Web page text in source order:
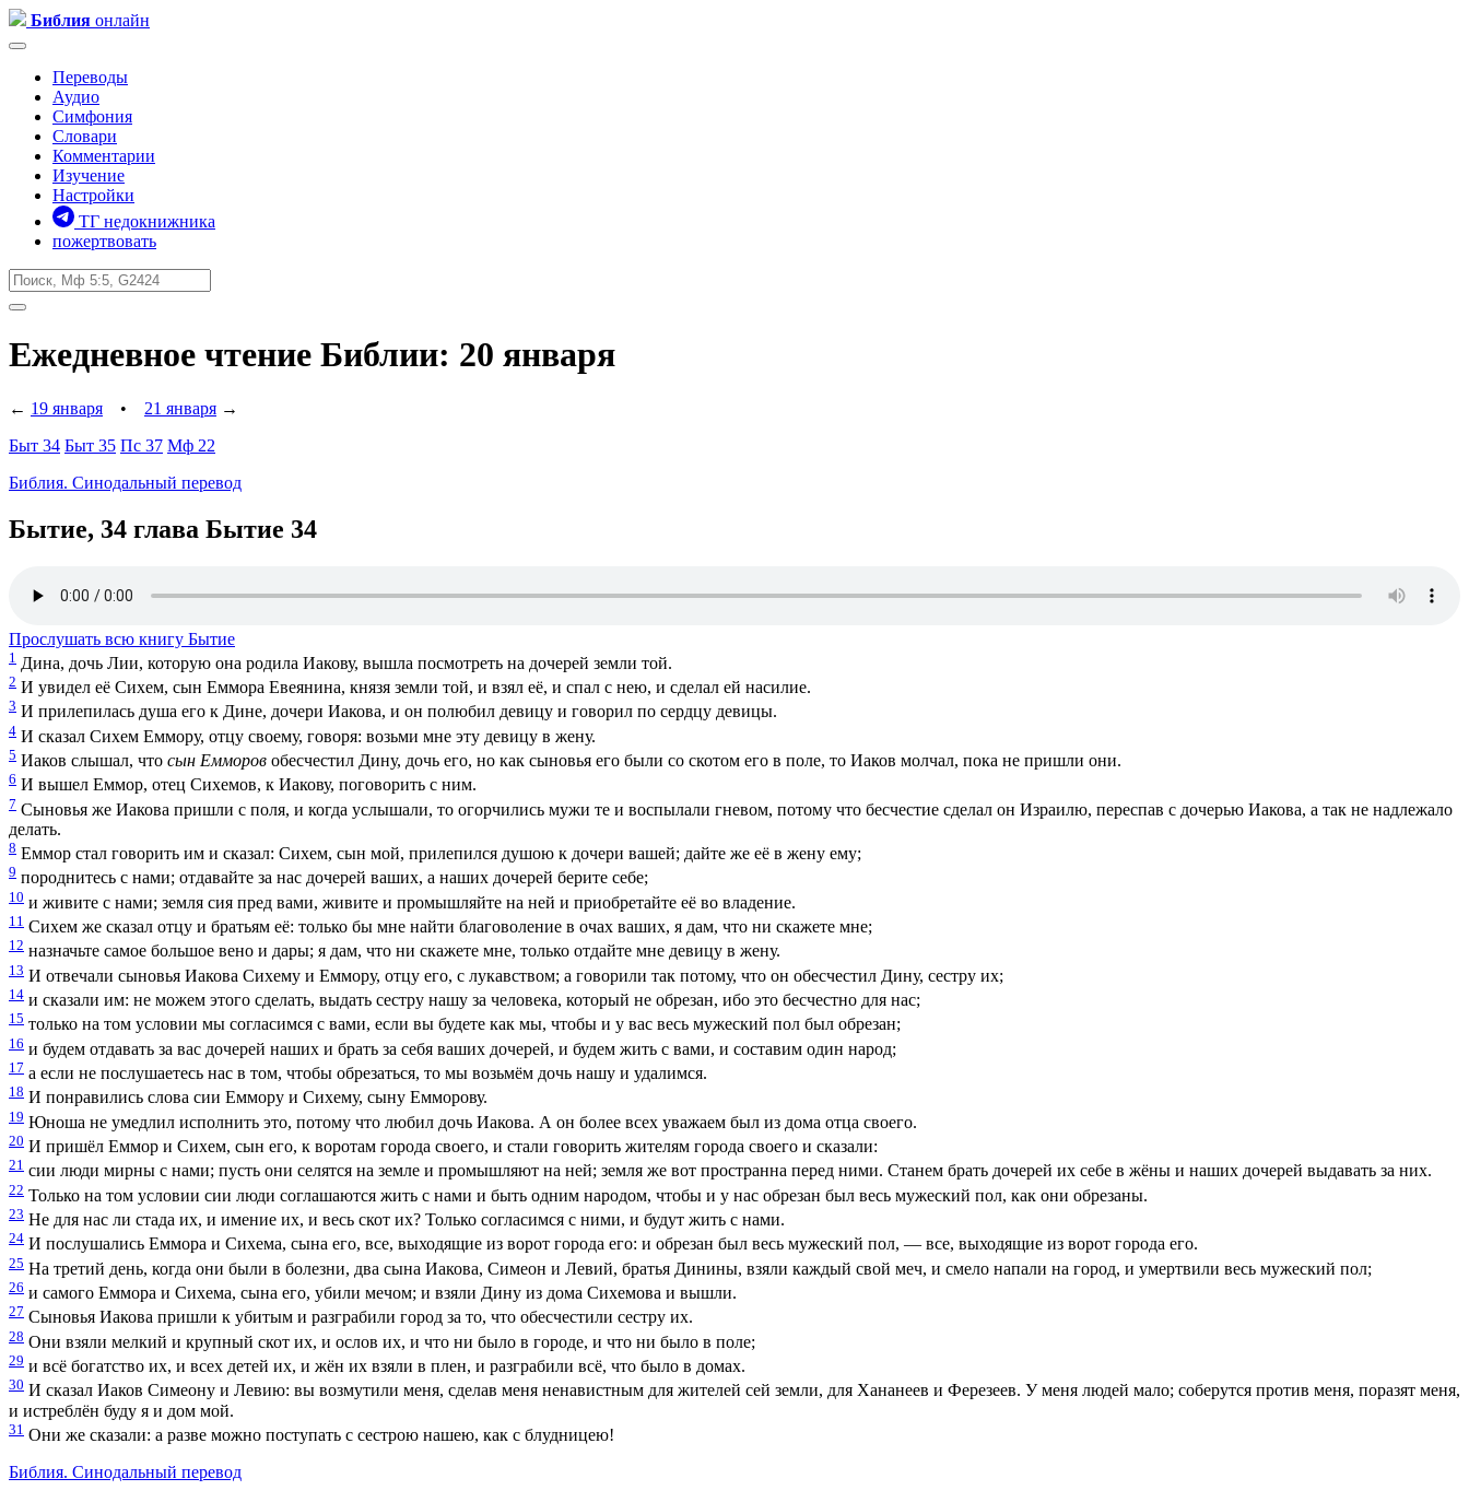
Библия онлайн
Переводы
Аудио
Симфония
Словари
Комментарии
Изучение
Настройки
ТГ недокнижника
пожертвовать
Ежедневное чтение Библии: 20 января
← 19 января • 21 января →
Быт 34 Быт 35 Пс 37 Мф 22
Библия. Синодальный перевод
Бытие, 34 глава Бытие 34
Прослушать всю книгу Бытие
1 Дина, дочь Лии, которую она родила Иакову, вышла посмотреть на дочерей земли той.
2 И увидел её Сихем, сын Еммора Евеянина, князя земли той, и взял её, и спал с нею, и сделал ей насилие.
3 И прилепилась душа его к Дине, дочери Иакова, и он полюбил девицу и говорил по сердцу девицы.
4 И сказал Сихем Еммору, отцу своему, говоря: возьми мне эту девицу в жену.
5 Иаков слышал, что сын Емморов обесчестил Дину, дочь его, но как сыновья его были со скотом его в поле, то Иаков молчал, пока не пришли они.
6 И вышел Еммор, отец Сихемов, к Иакову, поговорить с ним.
7 Сыновья же Иакова пришли с поля, и когда услышали, то огорчились мужи те и воспылали гневом, потому что бесчестие сделал он Израилю, переспав с дочерью Иакова, а так не надлежало
делать.
8 Еммор стал говорить им и сказал: Сихем, сын мой, прилепился душою к дочери вашей; дайте же её в жену ему;
9 породнитесь с нами; отдавайте за нас дочерей ваших, а наших дочерей берите себе;
10 и живите с нами; земля сия пред вами, живите и промышляйте на ней и приобретайте её во владение.
11 Сихем же сказал отцу и братьям её: только бы мне найти благоволение в очах ваших, я дам, что ни скажете мне;
12 назначьте самое большое вено и дары; я дам, что ни скажете мне, только отдайте мне девицу в жену.
13 И отвечали сыновья Иакова Сихему и Еммору, отцу его, с лукавством; а говорили так потому, что он обесчестил Дину, сестру их;
14 и сказали им: не можем этого сделать, выдать сестру нашу за человека, который не обрезан, ибо это бесчестно для нас;
15 только на том условии мы согласимся с вами, если вы будете как мы, чтобы и у вас весь мужеский пол был обрезан;
16 и будем отдавать за вас дочерей наших и брать за себя ваших дочерей, и будем жить с вами, и составим один народ;
17 а если не послушаетесь нас в том, чтобы обрезаться, то мы возьмём дочь нашу и удалимся.
18 И понравились слова сии Еммору и Сихему, сыну Емморову.
19 Юноша не умедлил исполнить это, потому что любил дочь Иакова. А он более всех уважаем был из дома отца своего.
20 И пришёл Еммор и Сихем, сын его, к воротам города своего, и стали говорить жителям города своего и сказали:
21 сии люди мирны с нами; пусть они селятся на земле и промышляют на ней; земля же вот пространна перед ними. Станем брать дочерей их себе в жёны и наших дочерей выдавать за них.
22 Только на том условии сии люди соглашаются жить с нами и быть одним народом, чтобы и у нас обрезан был весь мужеский пол, как они обрезаны.
23 Не для нас ли стада их, и имение их, и весь скот их? Только согласимся с ними, и будут жить с нами.
24 И послушались Еммора и Сихема, сына его, все, выходящие из ворот города его: и обрезан был весь мужеский пол, — все, выходящие из ворот города его.
25 На третий день, когда они были в болезни, два сына Иакова, Симеон и Левий, братья Динины, взяли каждый свой меч, и смело напали на город, и умертвили весь мужеский пол;
26 и самого Еммора и Сихема, сына его, убили мечом; и взяли Дину из дома Сихемова и вышли.
27 Сыновья Иакова пришли к убитым и разграбили город за то, что обесчестили сестру их.
28 Они взяли мелкий и крупный скот их, и ослов их, и что ни было в городе, и что ни было в поле;
29 и всё богатство их, и всех детей их, и жён их взяли в плен, и разграбили всё, что было в домах.
30 И сказал Иаков Симеону и Левию: вы возмутили меня, сделав меня ненавистным для жителей сей земли, для Хананеев и Ферезеев. У меня людей мало; соберутся против меня, поразят меня,
и истреблён буду я и дом мой.
31 Они же сказали: а разве можно поступать с сестрою нашею, как с блудницею!
Библия. Синодальный перевод